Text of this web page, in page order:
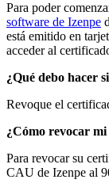
Para poder
software de Izenpe
está emitido en
acceder al
¿Qué debo hacer
Revoque el
¿Cómo revocar
Para revocar su
CAU de Izenpe al